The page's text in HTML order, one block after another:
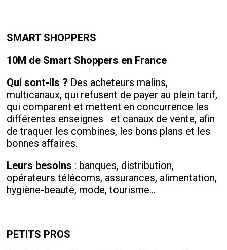
SMART SHOPPERS
10M de Smart Shoppers en France
Qui sont-ils ? Des acheteurs malins,
multicanaux, qui refusent de payer au plein tarif,
qui comparent et mettent en concurrence les
différentes enseignes et canaux de vente, afin
de traquer les combines, les bons plans et les
bonnes affaires.
Leurs besoins : banques, distribution,
opérateurs télécoms, assurances, alimentation,
hygiène-beauté, mode, tourisme…
PETITS PROS